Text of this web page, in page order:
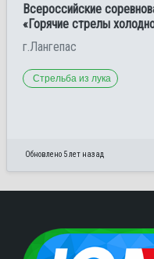
Всероссийские
«Горячие стрелы
г.Лангепас
Стрельба из лука
Обновлено 5 лет назад